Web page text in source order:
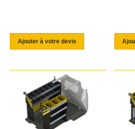
Ajouter à votre devis